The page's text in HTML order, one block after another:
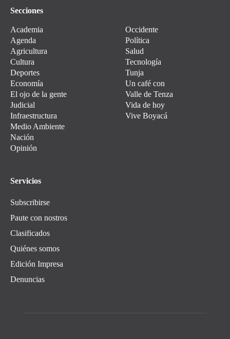
Secciones
Academia
Agenda
Agricultura
Cultura
Deportes
Economía
El ojo de la gente
Judicial
Infraestructura
Medio Ambiente
Nación
Opinión
Occidente
Política
Salud
Tecnología
Tunja
Un café con
Valle de Tenza
Vida de hoy
Vive Boyacá
Servicios
Subscribirse
Paute con nostros
Clasificados
Quiénes somos
Edición Impresa
Denuncias